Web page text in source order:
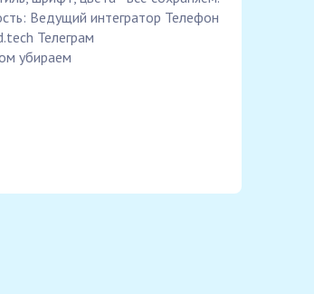
Ведущий интегратор Телефон
Телеграм
убираем